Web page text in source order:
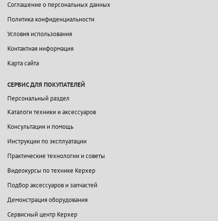
Соглашение о персональных данных
Политика конфиденциальности
Условия использования
Контактная информация
Карта сайта
СЕРВИС ДЛЯ ПОКУПАТЕЛЕЙ
Персональный раздел
Каталоги техники и аксессуаров
Консультации и помощь
Инструкции по эксплуатации
Практические технологии и советы
Видеокурсы по технике Керхер
Подбор аксессуаров и запчастей
Демонстрация оборудования
Сервисный центр Керхер